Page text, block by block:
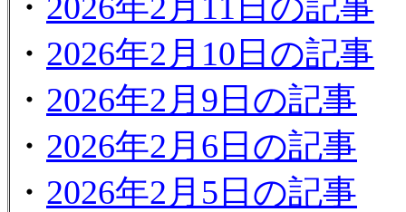
・ 2026年2月10日の記事
・ 2026年2月9日の記事
・ 2026年2月6日の記事
・ 2026年2月5日の記事